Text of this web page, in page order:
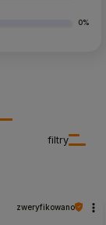
0%
filtry
zweryfikowano